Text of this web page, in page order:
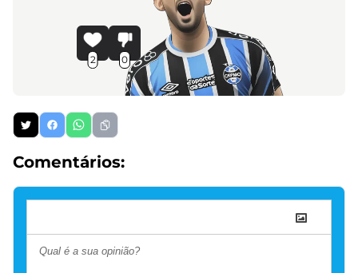
2 0
Comentários: